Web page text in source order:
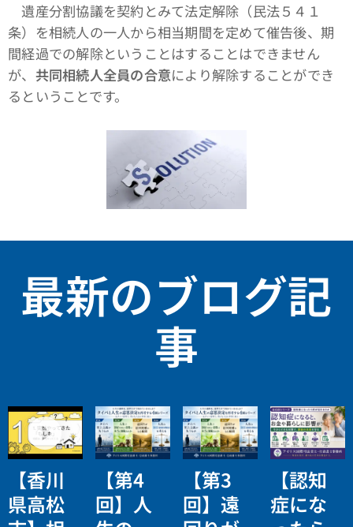
遺産分割協議を契約とみて法定解除（民法５４１
条）を相続人の一人から相当期間を定めて催告後、期
間経過での解除ということはすることはできません
が、 共同相続人全員の合意により解除することができ
るということです。
最新のブログ記
事
【香川
県高松
【第4
回】人
【第3
回】遠
【認知
症にな